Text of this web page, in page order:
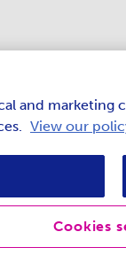
and
View our
Cookies